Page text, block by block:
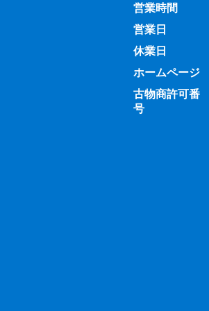
営業時間
営業日
休業日
ホームページ
古物商許可番
号